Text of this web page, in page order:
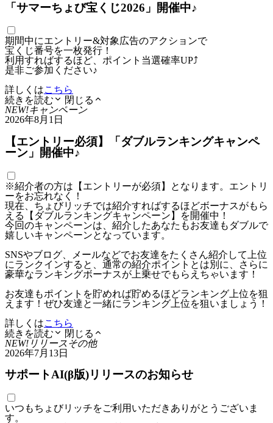
「サマーちょび宝くじ2026」開催中♪
期間中にエントリー&対象広告のアクションで
宝くじ番号を一枚発行！
利用すればするほど、ポイント当選確率UP⤴
是非ご参加ください♪
詳しくはこちら
続きを読む
閉じる
NEW!キャンペーン
2026年8月1日
【エントリー必須】「ダブルランキングキャンペ
ーン」開催中♪
※紹介者の方は【エントリーが必須】となります。エントリ
ーをお忘れなく！
現在、ちょびリッチでは紹介すればするほどボーナスがもら
える【ダブルランキングキャンペーン】を開催中！
今回のキャンペーンは、紹介したあなたもお友達もダブルで
嬉しいキャンペーンとなっています。
SNSやブログ、メールなどでお友達をたくさん紹介して上位
にランクインすると、通常の紹介ポイントとは別に、さらに
豪華なランキングボーナスが上乗せでもらえちゃいます！
お友達もポイントを貯めれば貯めるほどランキング上位を狙
えます！ぜひ友達と一緒にランキング上位を狙いましょう！
詳しくはこちら
続きを読む
閉じる
NEW! リリースその他
2026年7月13日
サポートAI(β版)リリースのお知らせ
いつもちょびリッチをご利用いただきありがとうございま
す。